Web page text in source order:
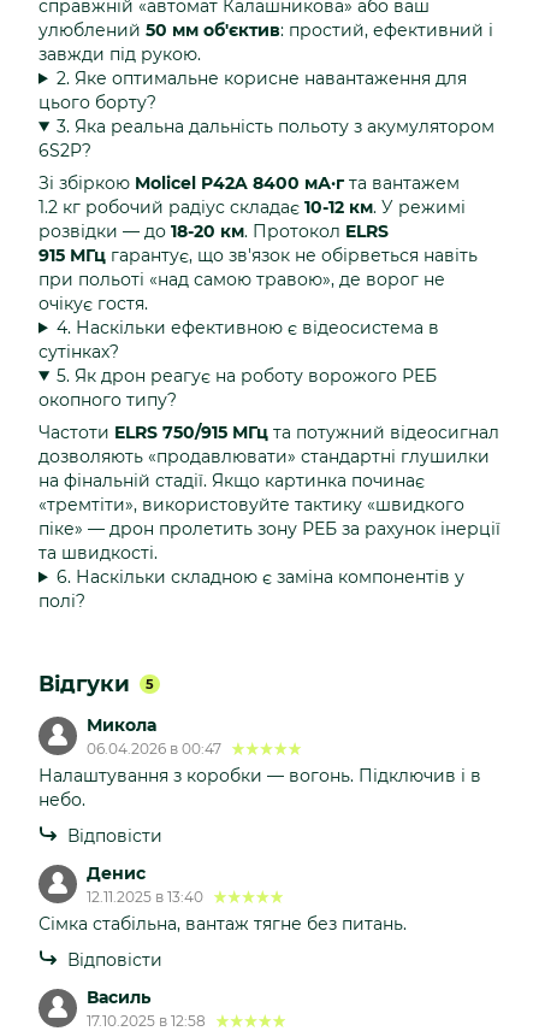
справжній «автомат Калашникова» або ваш
улюблений 50 мм об'єктив: простий, ефективний і
завжди під рукою.
2. Яке оптимальне корисне навантаження для
цього борту?
3. Яка реальна дальність польоту з акумулятором
6S2P?
Зі збіркою Molicel P42A 8400 мА·г та вантажем
1.2 кг робочий радіус складає 10-12 км. У режимі
розвідки — до 18-20 км. Протокол ELRS
915 МГц гарантує, що зв'язок не обірветься навіть
при польоті «над самою травою», де ворог не
очікує гостя.
4. Наскільки ефективною є відеосистема в
сутінках?
5. Як дрон реагує на роботу ворожого РЕБ
окопного типу?
Частоти ELRS 750/915 МГц та потужний відеосигнал
дозволяють «продавлювати» стандартні глушилки
на фінальній стадії. Якщо картинка починає
«тремтіти», використовуйте тактику «швидкого
піке» — дрон пролетить зону РЕБ за рахунок інерції
та швидкості.
6. Наскільки складною є заміна компонентів у
полі?
Відгуки 5
Микола
06.04.2026 в 00:47
Налаштування з коробки — вогонь. Підключив і в
небо.
Відповісти
Денис
12.11.2025 в 13:40
Сімка стабільна, вантаж тягне без питань.
Відповісти
Василь
17.10.2025 в 12:58